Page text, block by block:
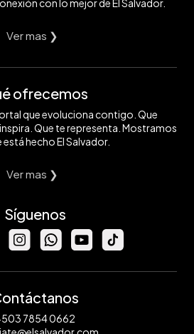
con lo mejor de El Salvador.
Ver mas ❯
ofrecemos
que evoluciona contigo. Que
Que te representa. Mostramos
está hecho El Salvador.
Ver mas ❯
Síguenos
7854 0662